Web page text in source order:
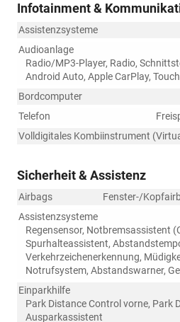
Infotainment &
Assistenzsysteme
Audioanlage
Radio/MP3-Player, Radio,
Android Auto, Apple CarPlay,
Bordcomputer
Telefon
Volldigitales Kombiinstrument
Sicherheit & Assistenz
Airbags
Fenster-/
Assistenzsysteme
Regensensor, Notbremsassistent
Spurhalteassistent,
Verkehrzeichenerkennung,
Notrufsystem, Abstandswarner,
Einparkhilfe
Park Distance Control vorne, Park
Ausparkassistent